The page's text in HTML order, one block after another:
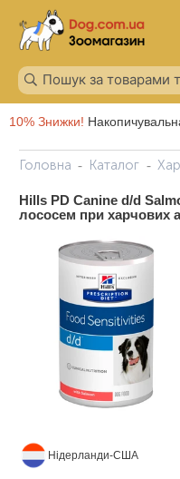
10% Знижки!
Головна Каталог
Hills PD Canine d/d
лососем при харчових
Нідерланди-США